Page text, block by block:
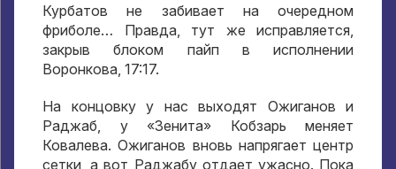
Курбатов не забивает на очередном
фриболе… Правда, тут же исправляется,
закрыв блоком пайп в исполнении
Воронкова, 17:17.
На концовку у нас выходят Ожиганов и
Раджаб, у «Зенита» Кобзарь меняет
Ковалева.Ожиганов вновь напрягает центр
сетки ,а вот Раджабу отдает ужасно. Пока